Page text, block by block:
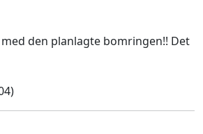
den planlagte bomringen!! Det